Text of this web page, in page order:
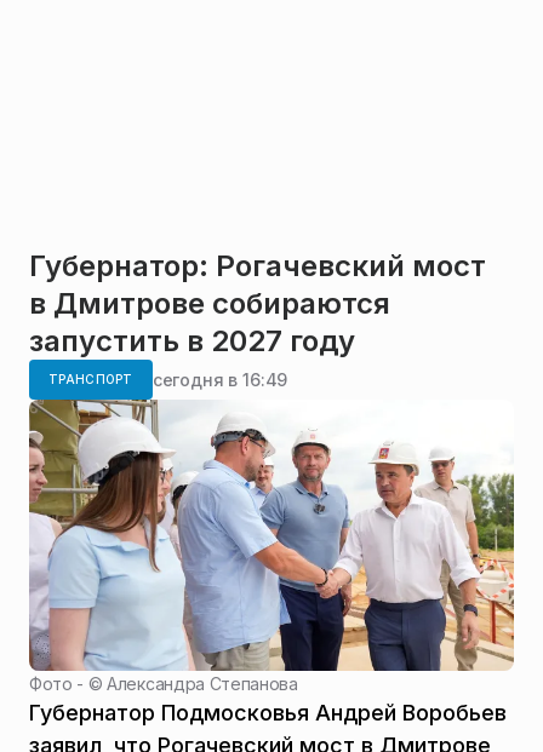
Губернатор: Рогачевский мост
в Дмитрове собираются
запустить в 2027 году
ТРАНСПОРТ сегодня в 16:49
Фото - ©Александра Степанова
Губернатор Подмосковья Андрей Воробьев
заявил, что Рогачевский мост в Дмитрове,